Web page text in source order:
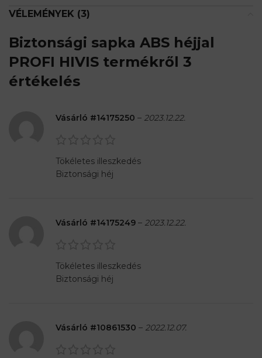
VÉLEMÉNYEK (3)
Biztonsági sapka ABS héjjal
PROFI HIVIS termékről 3
értékelés
Vásárló #14175250 – 2023.12.22.
Tökéletes illeszkedés
Biztonsági héj
Vásárló #14175249 – 2023.12.22.
Tökéletes illeszkedés
Biztonsági héj
Vásárló #10861530 – 2022.12.07.